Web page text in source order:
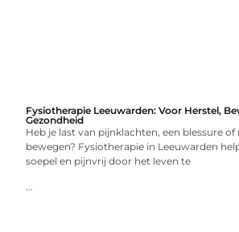
Fysiotherapie Leeuwarden: Voor Herstel,
Gezondheid
Heb je last van pijnklachten, een blessure
bewegen? Fysiotherapie in Leeuwarden
soepel en pijnvrij door het leven te
...